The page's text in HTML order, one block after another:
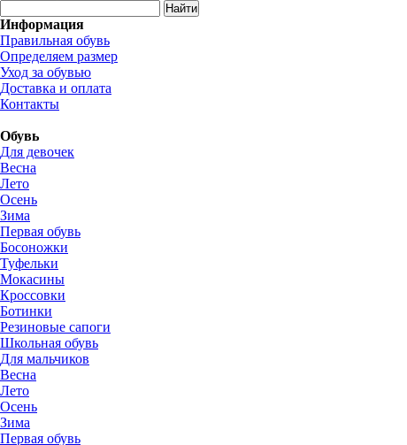
Информация
Правильная обувь
Определяем размер
Уход за обувью
Доставка и оплата
Контакты
Обувь
Для девочек
Весна
Лето
Осень
Зима
Первая обувь
Босоножки
Туфельки
Мокасины
Кроссовки
Ботинки
Резиновые сапоги
Школьная обувь
Для мальчиков
Весна
Лето
Осень
Зима
Первая обувь